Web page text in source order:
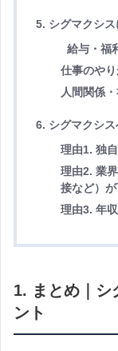
5. シグマクシ
給与・福
仕事のや
人間関係
6. シグマクシ
理由1. 独
理由2. 業
接など）
理由3. 年
1. まとめ｜シ
ント